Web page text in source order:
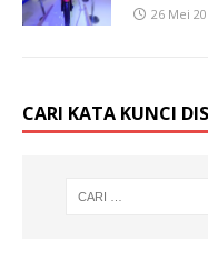
26 Mei
CARI KATA KUNCI